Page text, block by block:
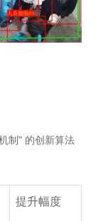
制" 的创新算法
提升幅度